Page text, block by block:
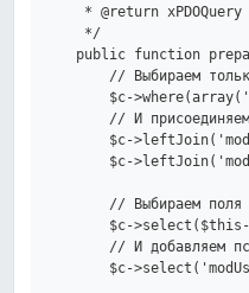
     * @return xPDOQuery
     */
public function
// Выбираем
$c-
// И
$c-
$c-
// Выбираем поля
$c-
// И добавляем
$c-